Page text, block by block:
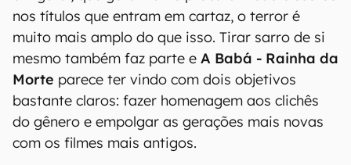
nos títulos que entram em cartaz, o terror é
muito mais amplo do que isso. Tirar sarro de si
mesmo também faz parte e A Babá - Rainha da
Morte parece ter vindo com dois objetivos
bastante claros: fazer homenagem aos clichês
do gênero e empolgar as gerações mais novas
com os filmes mais antigos.